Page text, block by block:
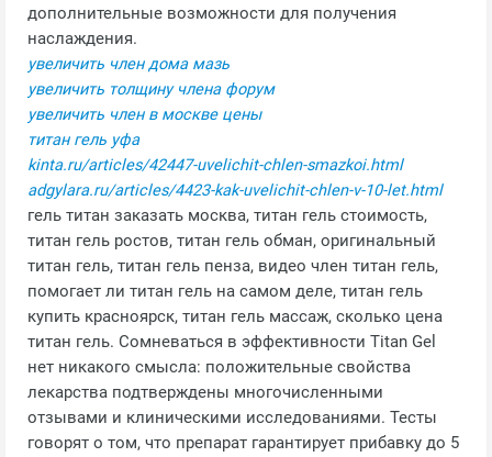
дополнительные возможности для получения
наслаждения.
увеличить член дома мазь
увеличить толщину члена форум
увеличить член в москве цены
титан гель уфа
kinta.ru/articles/42447-uvelichit-chlen-smazkoi.html
adgylara.ru/articles/4423-kak-uvelichit-chlen-v-10-let.html
гель титан заказать москва, титан гель стоимость,
титан гель ростов, титан гель обман, оригинальный
титан гель, титан гель пенза, видео член титан гель,
помогает ли титан гель на самом деле, титан гель
купить красноярск, титан гель массаж, сколько цена
титан гель. Сомневаться в эффективности Titan Gel
нет никакого смысла: положительные свойства
лекарства подтверждены многочисленными
отзывами и клиническими исследованиями. Тесты
говорят о том, что препарат гарантирует прибавку до 5